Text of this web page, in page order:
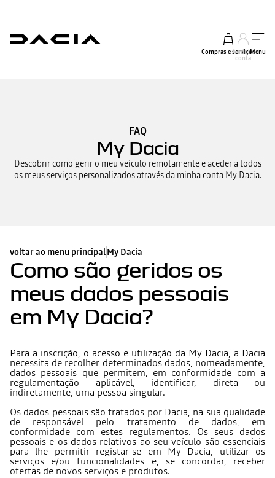
Compras e serviços
A minha
conta
Menu
FAQ
My Dacia
Descobrir como gerir o meu veículo remotamente e aceder a todos
os meus serviços personalizados através da minha conta My Dacia.
voltar ao menu principalMy Dacia
Como são geridos os
meus dados pessoais
em My Dacia?
Para a inscrição, o acesso e utilização da My Dacia, a Dacia
necessita de recolher determinados dados, nomeadamente,
dados pessoais que permitem, em conformidade com a
regulamentação aplicável, identificar, direta ou
indiretamente, uma pessoa singular.
Os dados pessoais são tratados por Dacia, na sua qualidade
de responsável pelo tratamento de dados, em
conformidade com estes regulamentos. Os seus dados
pessoais e os dados relativos ao seu veículo são essenciais
para lhe permitir registar-se em My Dacia, utilizar os
serviços e/ou funcionalidades e, se concordar, receber
ofertas de novos serviços e produtos.